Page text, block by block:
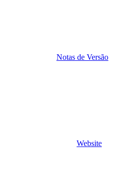
Notas de Versão
Website